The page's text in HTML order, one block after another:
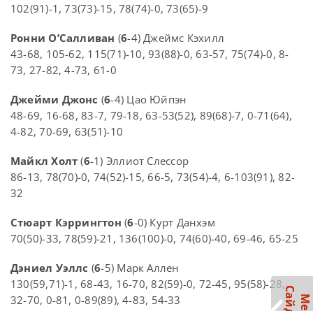
102(91)-1, 73(73)-15, 78(74)-0, 73(65)-9
Ронни О’Салливан (6-4) Джеймс Кэхилл
43-68, 105-62, 115(71)-10, 93(88)-0, 63-57, 75(74)-0, 8-
73, 27-82, 4-73, 61-0
Джейми Джонс (6-4) Цао Юйпэн
48-69, 16-68, 83-7, 79-18, 63-53(52), 89(68)-7, 0-71(64),
4-82, 70-69, 63(51)-10
Майкл Холт (6-1) Эллиот Слессор
86-13, 78(70)-0, 74(52)-15, 66-5, 73(54)-4, 6-103(91), 82-
32
Стюарт Кэррингтон (6-0) Курт Данхэм
70(50)-33, 78(59)-21, 136(100)-0, 74(60)-40, 69-46, 65-25
Дэниел Уэллс (6-5) Марк Аллен
130(59,71)-1, 68-43, 16-70, 82(59)-0, 72-45, 95(58)-28,
32-70, 0-81, 0-89(89), 4-83, 54-33